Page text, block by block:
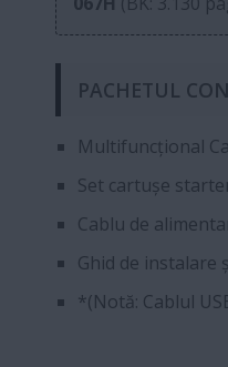
PACHETUL
Multifuncțional
Set cartușe
Cablu de
Ghid de instalare
*(Notă: Cablul